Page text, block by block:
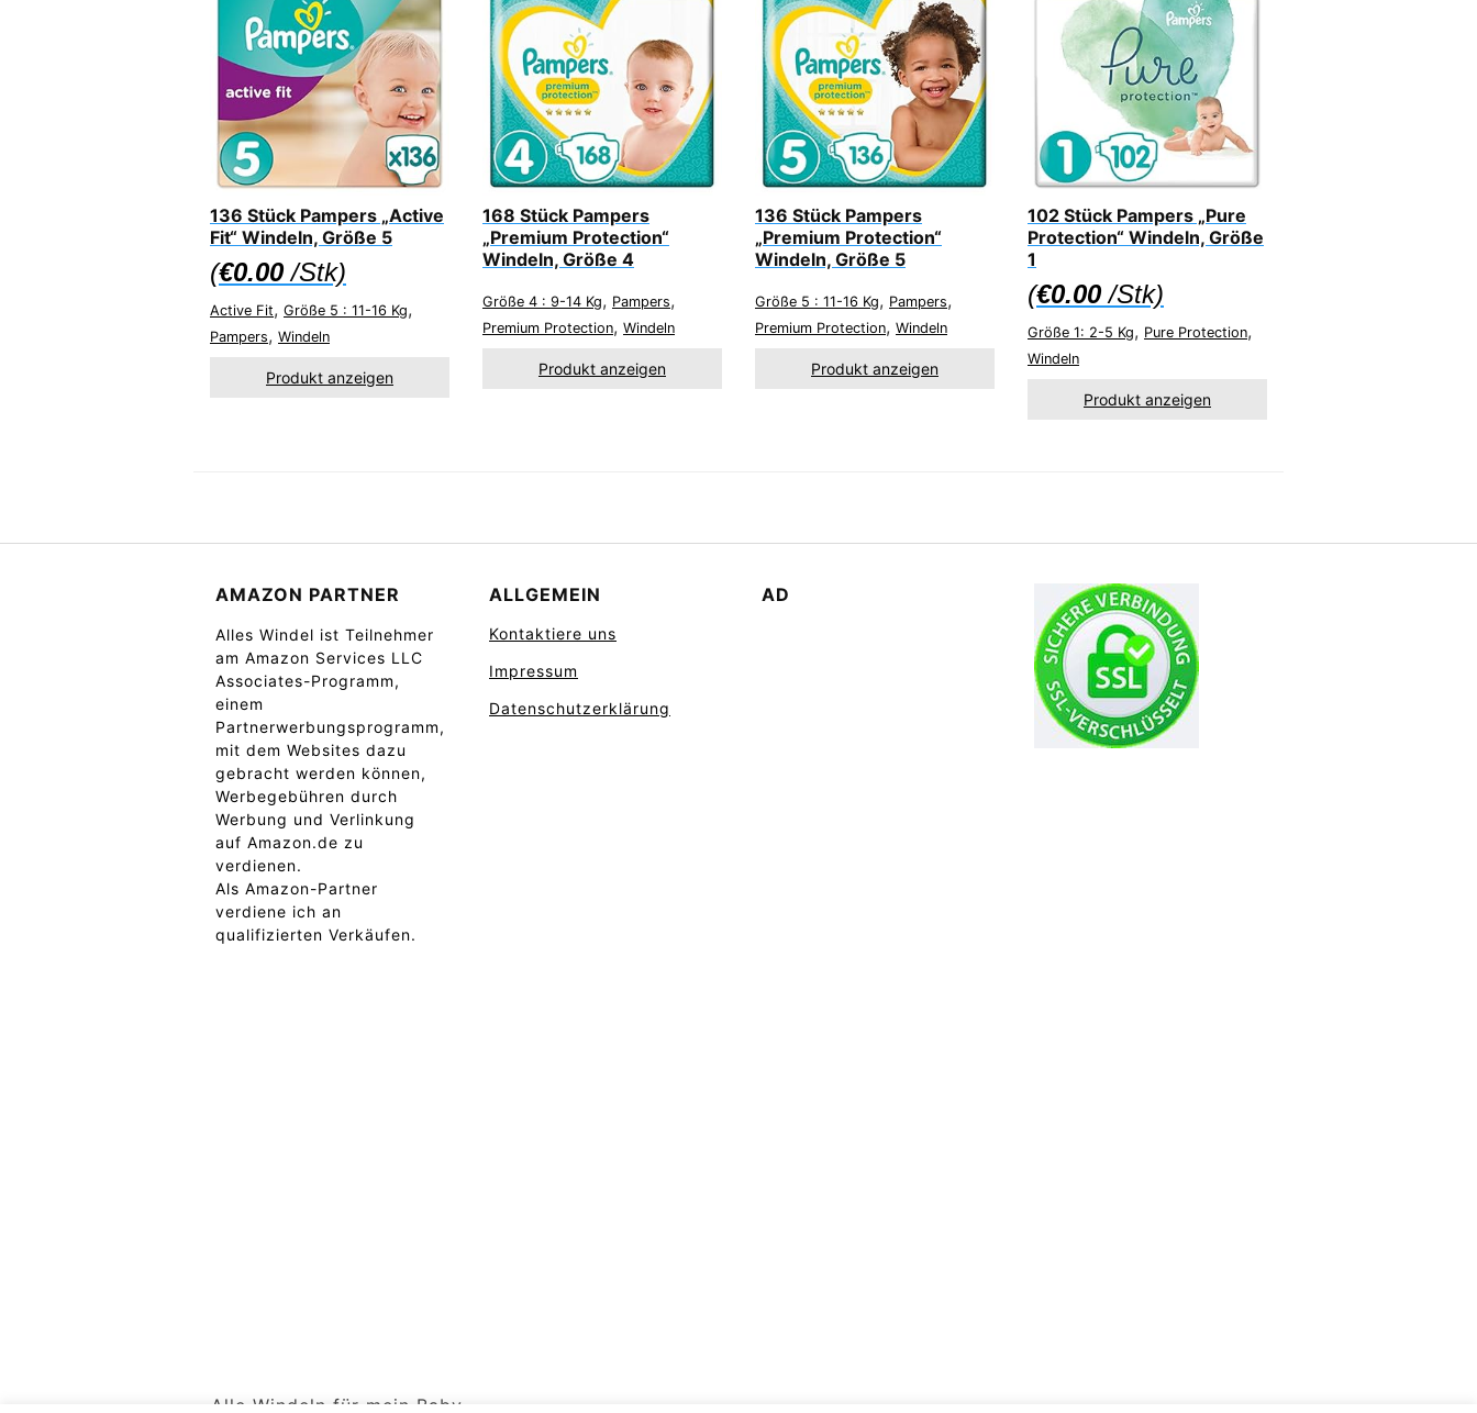
136 Stück Pampers „Active
Fit“ Windeln, Größe 5
(€0.00 /Stk)
Active Fit, Größe 5 : 11-16 Kg,
Pampers, Windeln
Produkt anzeigen
168 Stück Pampers
„Premium Protection“
Windeln, Größe 4
Größe 4 : 9-14 Kg, Pampers,
Premium Protection, Windeln
Produkt anzeigen
136 Stück Pampers
„Premium Protection“
Windeln, Größe 5
Größe 5 : 11-16 Kg, Pampers,
Premium Protection, Windeln
Produkt anzeigen
102 Stück Pampers „Pure
Protection“ Windeln, Größe
1
(€0.00 /Stk)
Größe 1: 2-5 Kg, Pure Protection,
Windeln
Produkt anzeigen
AMAZON PARTNER
Alles Windel ist Teilnehmer
am Amazon Services LLC
Associates-Programm,
einem
Partnerwerbungsprogramm,
mit dem Websites dazu
gebracht werden können,
Werbegebühren durch
Werbung und Verlinkung
auf Amazon.de zu
verdienen.
Als Amazon-Partner
verdiene ich an
qualifizierten Verkäufen.
ALLGEMEIN
Kontaktiere uns
Impressum
Datenschutzerklärung
AD
Alle Windeln für mein Baby